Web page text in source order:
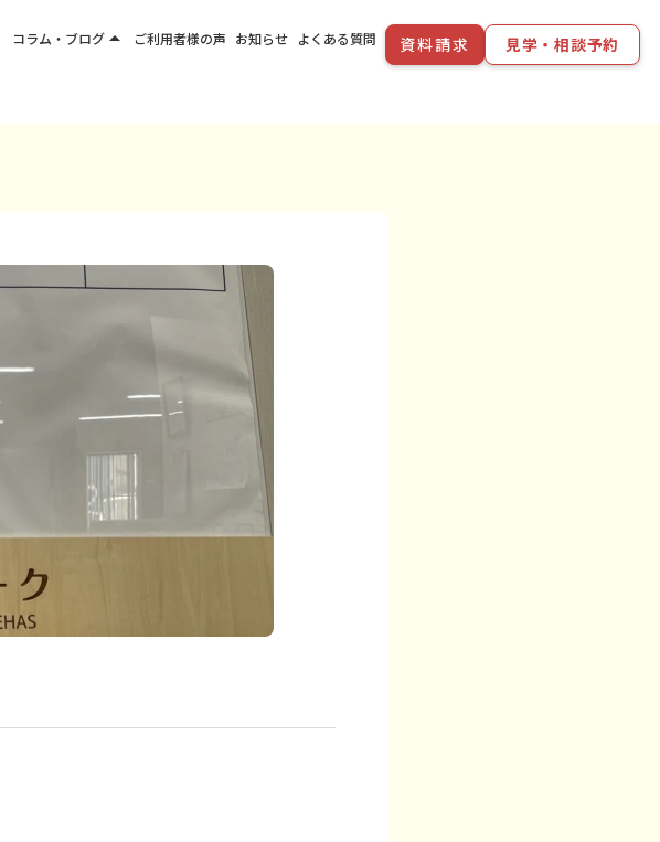
コラム・ブログarrow_drop_up ご利用者様の声 お知らせ よくある質問 資料請求 見学・相談予約